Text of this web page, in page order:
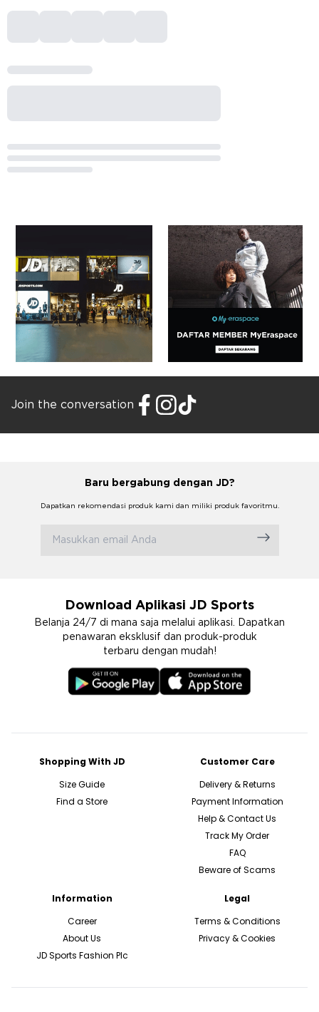
Join the conversation
Baru bergabung dengan JD?
Dapatkan rekomendasi produk kami dan miliki produk favoritmu.
Download Aplikasi JD Sports
Belanja 24/7 di mana saja melalui aplikasi. Dapatkan
penawaran eksklusif dan produk-produk
terbaru dengan mudah!
Shopping With JD
Size Guide
Find a Store
Customer Care
Delivery & Returns
Payment Information
Help & Contact Us
Track My Order
FAQ
Beware of Scams
Information
Career
About Us
JD Sports Fashion Plc
Legal
Terms & Conditions
Privacy & Cookies